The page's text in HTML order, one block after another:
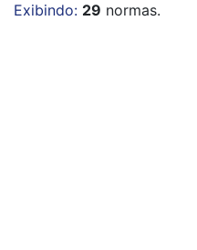
Exibindo: 29 normas.